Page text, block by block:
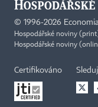
© 1996-2026
Hospodářské noviny
Hospodářské noviny
Certifikováno